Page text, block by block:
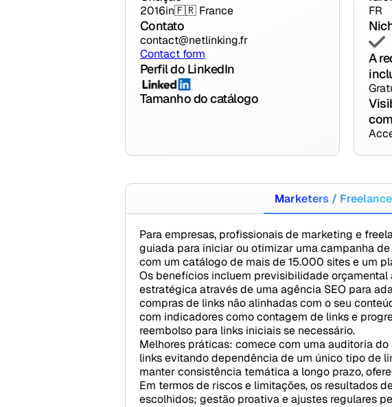
2016in🇫🇷 France
Contato
contact@netlinking.fr
Contact form
Perfil do LinkedIn
Tamanho do catálogo
FR
A
Marketers /
Para empresas, profissionais de marketing e
guiada para iniciar ou otimizar uma campanha
com um catálogo de mais de 15.000 sites e um
Os benefícios incluem previsibilidade
estratégica através de uma agência SEO para
compras de links não alinhadas com o seu
com indicadores como contagem de links e
reembolso para links iniciais se necessário.
Melhores práticas: comece com uma auditoria
links evitando dependência de um único tipo de
manter consistência temática a longo prazo,
Em termos de riscos e limitações, os resultados
escolhidos; gestão proativa e ajustes regulares